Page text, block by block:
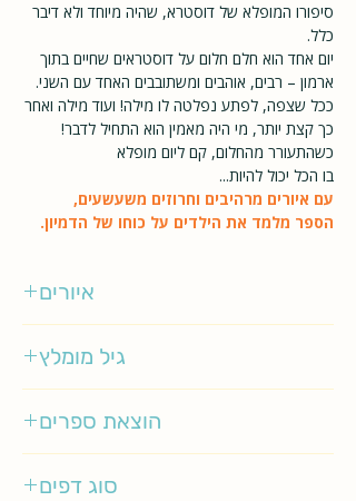
סיפורו המופלא של דוסטרא, שהיה מיוחד ולא דיבר
כלל.
יום אחד הוא חלם חלום על דוסטראים שחיים בתוך
ארמון – רבים, אוהבים ומשתובבים האחד עם השני.
ככל שצפה, לפתע נפלטה לו מילה! ועוד מילה ואחר
כך קצת יותר, מי היה מאמין הוא התחיל לדבר!
כשהתעורר מהחלום, קם ליום מופלא
בו הכל יכול להיות...
עם איורים מרהיבים וחרוזים משעשעים,
הספר מלמד את הילדים על כוחו של הדמיון.
איורים
גיל מומלץ
הוצאת ספרים
סוג דפים